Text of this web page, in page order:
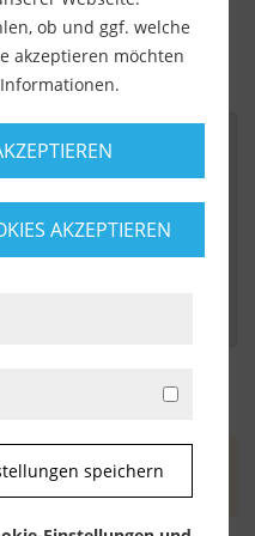
FÜR
Überprüfung
ob und ggf. welche
akzeptieren möchten
AKZEPTIEREN
speichern